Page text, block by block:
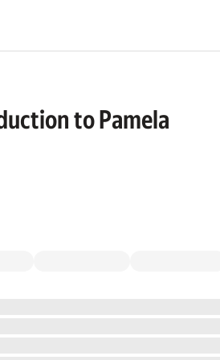
to Pamela